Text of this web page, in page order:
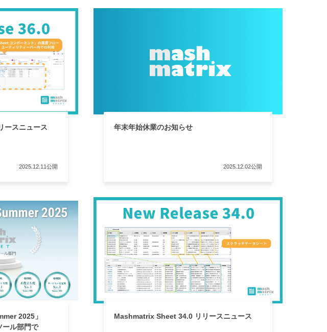
ースニュース
2025.12.11公開
年末年始休業のお知らせ
2025.12.02公開
2025」
ール部門で
Mashmatrix Sheet 34.0 リリースニュース